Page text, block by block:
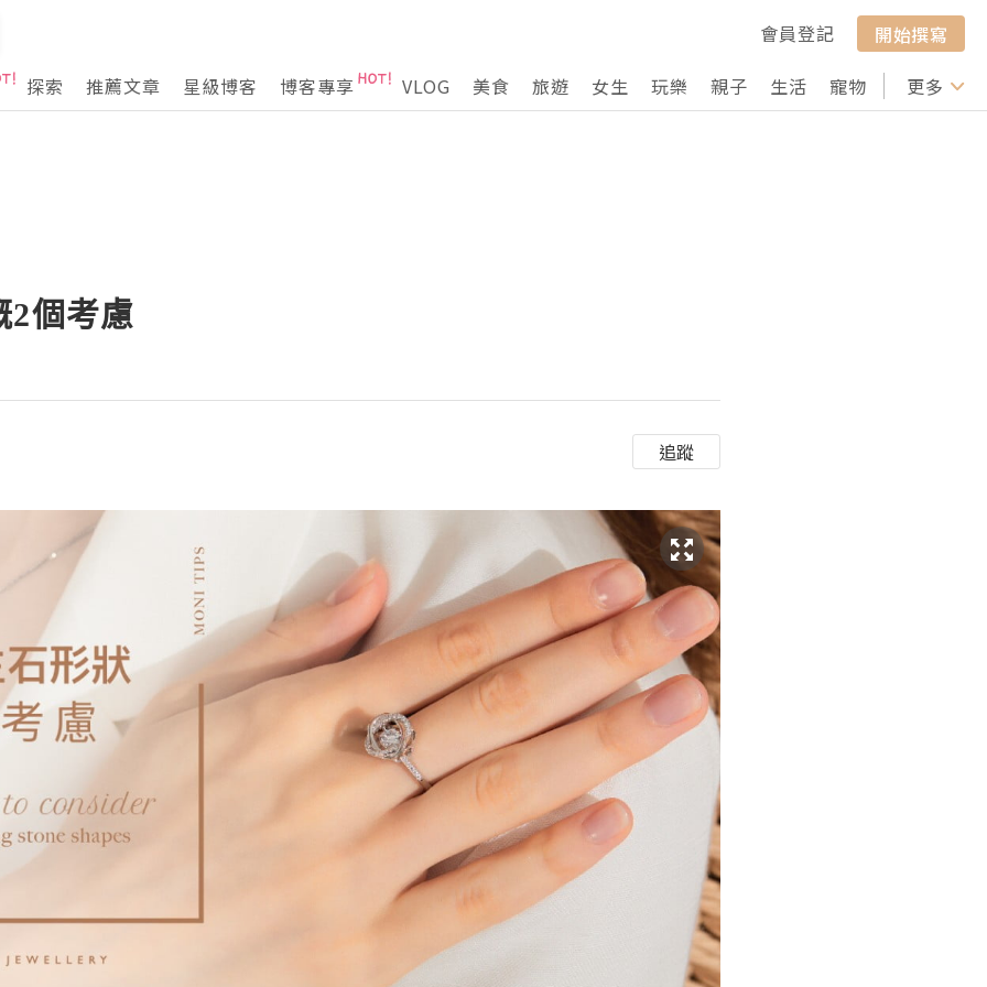
會員登記
開始撰寫
探索
推薦文章 星級博客 博客專享 VLOG 美食 旅遊 女生 玩樂 親子 生活 寵物 行山 打卡
更多
2個考慮
追蹤